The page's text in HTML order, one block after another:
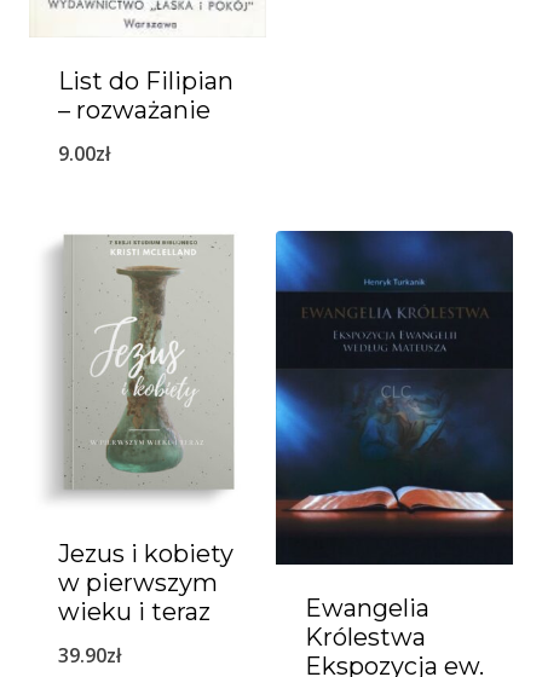
List do Filipian
– rozważanie
9.00zł
Jezus i kobiety
w pierwszym
wieku i teraz
39.90zł
Ewangelia
Królestwa
Ekspozycja ew.